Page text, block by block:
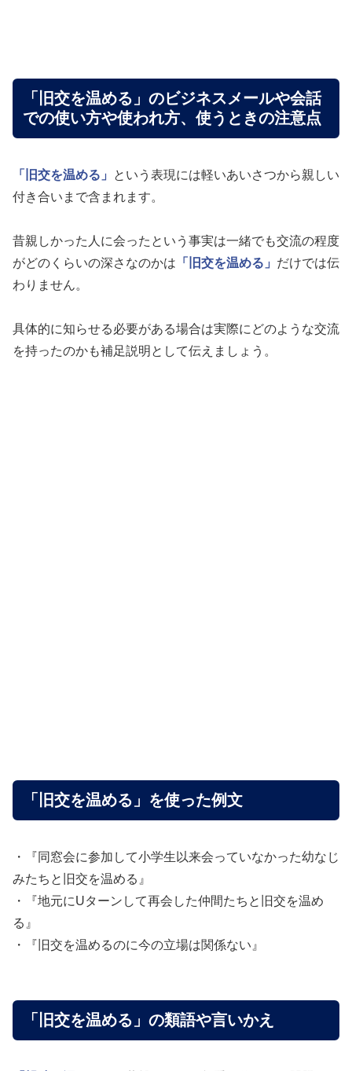
「旧交を温める」のビジネスメールや会話
での使い方や使われ方、使うときの注意点
「旧交を温める」
という表現には軽いあいさつから親しい
付き合いまで含まれます。
昔親しかった人に会ったという事実は一緒でも交流の程度
がどのくらいの深さなのかは 「旧交を温める」 だけでは伝
わりません。
具体的に知らせる必要がある場合は実際にどのような交流
を持ったのかも補足説明として伝えましょう。
「旧交を温める」を使った例文
・『同窓会に参加して小学生以来会っていなかった幼なじ
みたちと旧交を温める』
・『地元にUターンして再会した仲間たちと旧交を温め
る』
・『旧交を温めるのに今の立場は関係ない』
「旧交を温める」の類語や言いかえ